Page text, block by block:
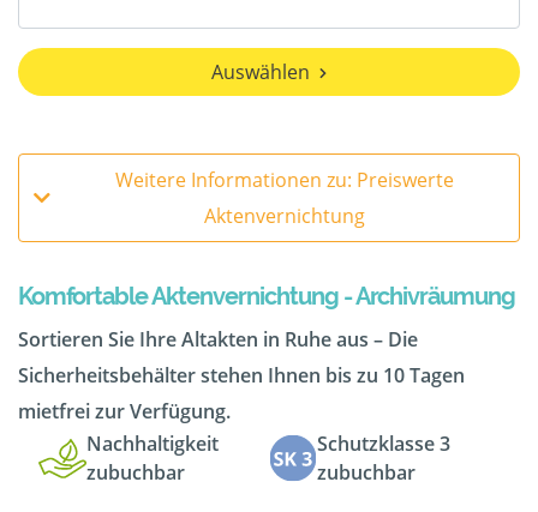
Auswählen
Weitere Informationen zu: Preiswerte
Aktenvernichtung
Komfortable Aktenvernichtung - Archivräumung
Sortieren Sie Ihre Altakten in Ruhe aus – Die
Sicherheitsbehälter stehen Ihnen bis zu 10 Tagen
mietfrei zur Verfügung.
Nachhaltigkeit
zubuchbar
Schutzklasse 3
zubuchbar